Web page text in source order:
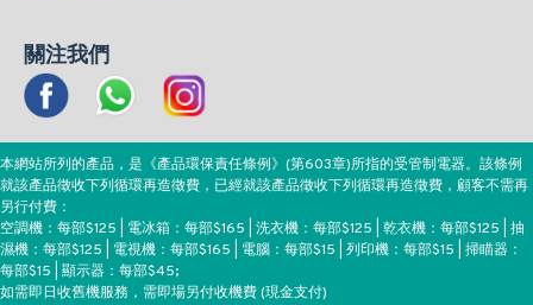
關注我們
本網站所列的產品，是《產品環保責任條例》(第603章)所指的受管制電器。該條例
就該產品徵收下列循環再造徵費，已經就該產品徵收下列循環再造徵費，顧客不需再
另行付費：
空調機：每部$125 | 電冰箱：每部$165 | 洗衣機：每部$125 | 乾衣機：每部$125 | 抽
濕機：每部$125 | 電視機：每部$165 | 電腦：每部$15 | 列印機：每部$15 | 掃瞄器：
每部$15 | 顯示器：每部$45;
如需即日收舊機服務，需即場另付收機費 (現金支付)